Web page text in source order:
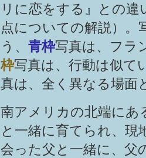
リに恋をする』との
点についての解説）
う、 青枠写真は、フラ
枠写真は、行動は似て
真は、全く異なる場面
南アメリカの北端にあ
と一緒に育てられ、現
会った父と一緒に、父